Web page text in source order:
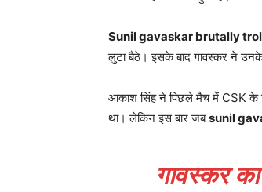
Sunil gavaskar brutally
लुटा बैठे। इसके बाद गावस्कर ने उनके
आकाश सिंह ने पिछले मैच में CSK के
था। लेकिन इस बार जबsunil
गावस्कर